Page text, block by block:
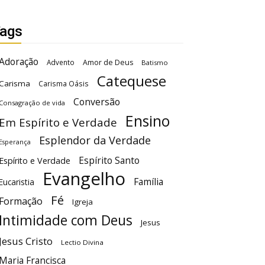
Advento Amor de Deus Batismo
Carisma Oásis Catequese
de vida Conversão
Espírito e Verdade Ensino
Esplendor da Verdade
e Verdade Espírito Santo
Evangelho
Família
Fé Igreja
com Deus Jesus
Cristo Lectio Divina
Francisca